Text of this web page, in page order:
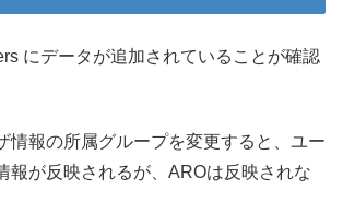
にデータが追加されていることが確認
情報の所属グループを変更すると、ユー
報が反映されるが、AROは反映されな